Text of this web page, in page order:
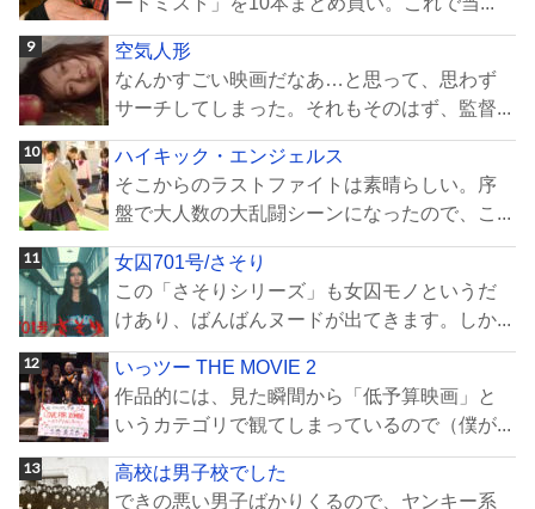
空気人形
なんかすごい映画だなあ…と思って、思わず
サーチしてしまった。それもそのはず、監督...
ハイキック・エンジェルス
そこからのラストファイトは素晴らしい。序
盤で大人数の大乱闘シーンになったので、こ...
女囚701号/さそり
この「さそりシリーズ」も女囚モノというだ
けあり、ばんばんヌードが出てきます。しか...
いっツー THE MOVIE 2
作品的には、見た瞬間から「低予算映画」と
いうカテゴリで観てしまっているので（僕が...
高校は男子校でした
できの悪い男子ばかりくるので、ヤンキー系